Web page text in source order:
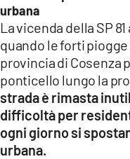
urbana
La vicenda della SP
quando le forti
provincia di Cosenza
ponticello lungo la
strada è rimasta
difficoltà per
ogni giorno si
urbana.